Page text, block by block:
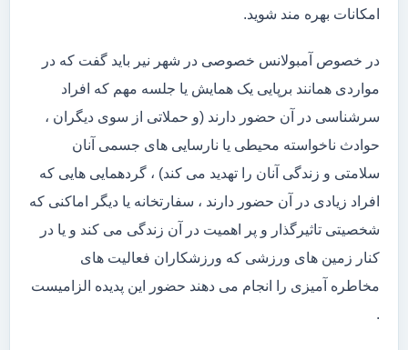
امکانات بهره مند شوید.
در خصوص آمبولانس خصوصی در شهر نیر باید گفت که در
مواردی همانند برپایی یک همایش یا جلسه مهم که افراد
سرشناسی در آن حضور دارند (و حملاتی از سوی دیگران ،
حوادث ناخواسته محیطی یا نارسایی های جسمی آنان
سلامتی و زندگی آنان را تهدید می کند) ، گردهمایی هایی که
افراد زیادی در آن حضور دارند ، سفارتخانه یا دیگر اماکنی که
شخصیتی تاثیرگذار و پر اهمیت در آن زندگی می کند و یا در
کنار زمین های ورزشی که ورزشکاران فعالیت های
مخاطره آمیزی را انجام می دهند حضور این پدیده الزامیست
.